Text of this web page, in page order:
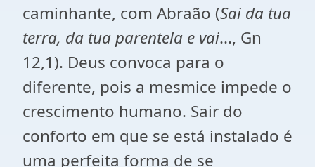
caminhante, com Abraão (Sai da tua
terra, da tua parentela e vai..., Gn
12,1). Deus convoca para o
diferente, pois a mesmice impede o
crescimento humano. Sair do
conforto em que se está instalado é
uma perfeita forma de se